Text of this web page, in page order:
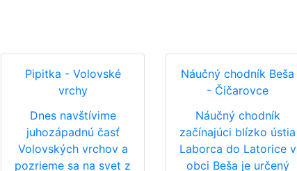
Pipitka - Volovské
vrchy
Dnes navštívime
juhozápadnú časť
Volovských vrchov a
pozrieme sa na svet z
Náučný chodník Beša
- Čičarovce
Náučný chodník
začínajúci blízko ústia
Laborca do Latorice v
obci Beša je určený